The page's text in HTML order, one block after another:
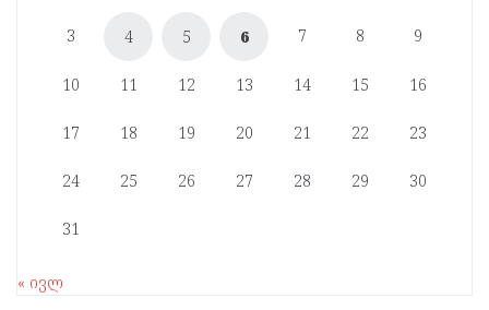
3 4 5 6 7 8 9
10 11 12 13 14 15 16
17 18 19 20 21 22 23
24 25 26 27 28 29 30
31
« ივლ